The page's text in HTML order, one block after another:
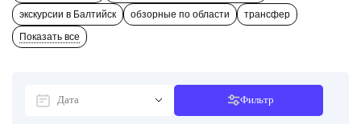
экскурсии в Балтийск
обзорные по области
трансфер
Показать все
Фильтр